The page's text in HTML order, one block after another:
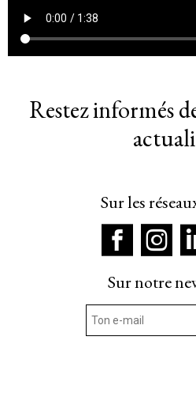
Restez informés
Sur les
Sur notre